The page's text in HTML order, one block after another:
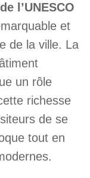
l’UNESCO
et
de la ville. La
un rôle
richesse
de se
tout en